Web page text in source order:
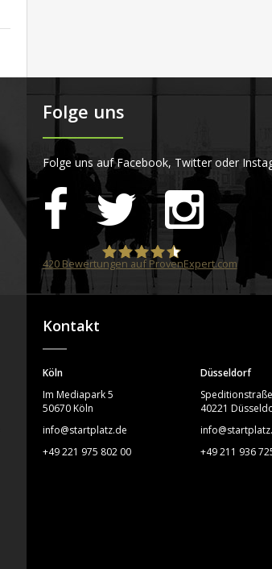
Folge uns
Folge uns auf Facebook, Twitter oder
STARTPLATZ
420Bewertungen auf ProvenExpert.com
Kontakt
Köln
Im Mediapark 5
50670 Köln
info@startplatz.de
+49 221 975 802 00
Düsseldorf
40221
+49 211 936